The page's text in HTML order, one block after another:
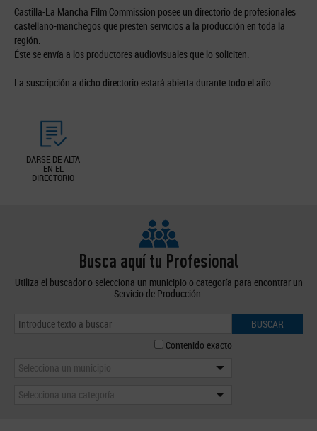
Castilla-La Mancha Film Commission posee un directorio de profesionales
castellano-manchegos que presten servicios a la producción en toda la
región.
Éste se envía a los productores audiovisuales que lo soliciten.
La suscripción a dicho directorio estará abierta durante todo el año.
DARSE DE ALTA
EN EL
DIRECTORIO
Busca aquí tu Profesional
Utiliza el buscador o selecciona un municipio o categoría para encontrar un
Servicio de Producción.
BUSCAR
Contenido exacto
Selecciona un municipio
Selecciona una categoría